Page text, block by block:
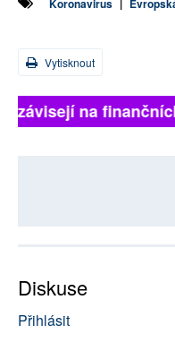
Vytisknout
na
Diskuse
Přihlásit